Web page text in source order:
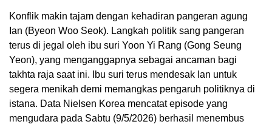
Konflik makin tajam dengan kehadiran pangeran agung
Ian (Byeon Woo Seok). Langkah politik sang pangeran
terus di jegal oleh ibu suri Yoon Yi Rang (Gong Seung
Yeon), yang menganggapnya sebagai ancaman bagi
takhta raja saat ini. Ibu suri terus mendesak Ian untuk
segera menikah demi memangkas pengaruh politiknya di
istana. Data Nielsen Korea mencatat episode yang
mengudara pada Sabtu (9/5/2026) berhasil menembus